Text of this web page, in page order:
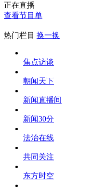
正在直播
查看节目单
热门栏目 换一换
焦点访谈
朝闻天下
新闻直播间
新闻30分
法治在线
共同关注
东方时空